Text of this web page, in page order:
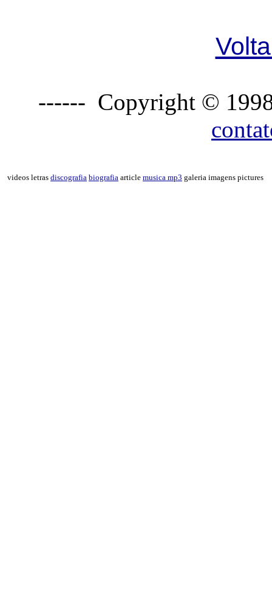
------ Copyright ©
videos letras discografia biografia article musica mp3 galeria imagens pictures